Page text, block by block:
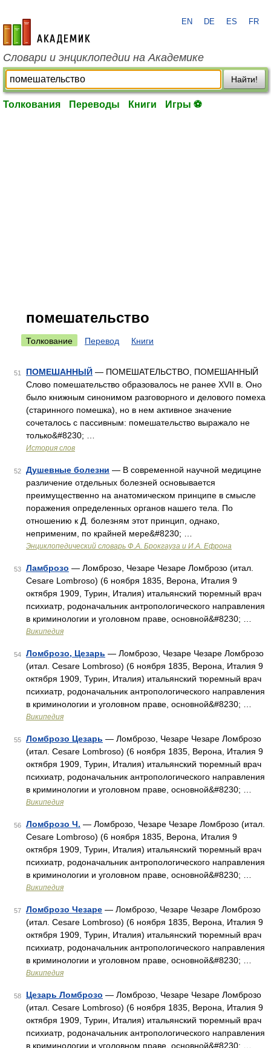
academic.ru
EN DE ES FR
Словари и энциклопедии на Академике
Найти!
Толкования Переводы Книги Игры ⚽
помешательство
Толкование Перевод Книги
51 ПОМЕШАННЫЙ — ПОМЕШАТЕЛЬСТВО, ПОМЕШАННЫЙ
Слово помешательство образовалось не ранее XVII в. Оно
было книжным синонимом разговорного и делового помеха
(старинного помешка), но в нем активное значение
сочеталось с пассивным: помешательство выражало не
только&#8230; …
История слов
52 Душевные болезни — В современной научной медицине
различение отдельных болезней основывается
преимущественно на анатомическом принципе в смысле
поражения определенных органов нашего тела. По
отношению к Д. болезням этот принцип, однако,
неприменим, по крайней мере&#8230; …
Энциклопедический словарь Ф.А. Брокгауза и И.А. Ефрона
53 Ламброзо — Ломброзо, Чезаре Чезаре Ломброзо (итал.
Cesare Lombroso) (6 ноября 1835, Верона, Италия 9
октября 1909, Турин, Италия) итальянский тюремный врач
психиатр, родоначальник антропологического направления
в криминологии и уголовном праве, основной&#8230; …
Википедия
54 Ломброзо, Цезарь — Ломброзо, Чезаре Чезаре Ломброзо
(итал. Cesare Lombroso) (6 ноября 1835, Верона, Италия 9
октября 1909, Турин, Италия) итальянский тюремный врач
психиатр, родоначальник антропологического направления
в криминологии и уголовном праве, основной&#8230; …
Википедия
55 Ломброзо Цезарь — Ломброзо, Чезаре Чезаре Ломброзо
(итал. Cesare Lombroso) (6 ноября 1835, Верона, Италия 9
октября 1909, Турин, Италия) итальянский тюремный врач
психиатр, родоначальник антропологического направления
в криминологии и уголовном праве, основной&#8230; …
Википедия
56 Ломброзо Ч. — Ломброзо, Чезаре Чезаре Ломброзо (итал.
Cesare Lombroso) (6 ноября 1835, Верона, Италия 9
октября 1909, Турин, Италия) итальянский тюремный врач
психиатр, родоначальник антропологического направления
в криминологии и уголовном праве, основной&#8230; …
Википедия
57 Ломброзо Чезаре — Ломброзо, Чезаре Чезаре Ломброзо
(итал. Cesare Lombroso) (6 ноября 1835, Верона, Италия 9
октября 1909, Турин, Италия) итальянский тюремный врач
психиатр, родоначальник антропологического направления
в криминологии и уголовном праве, основной&#8230; …
Википедия
58 Цезарь Ломброзо — Ломброзо, Чезаре Чезаре Ломброзо
(итал. Cesare Lombroso) (6 ноября 1835, Верона, Италия 9
октября 1909, Турин, Италия) итальянский тюремный врач
психиатр, родоначальник антропологического направления
в криминологии и уголовном праве, основной&#8230; …